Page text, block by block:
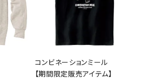
コンビネーションミール
【期間限定販売アイテム】